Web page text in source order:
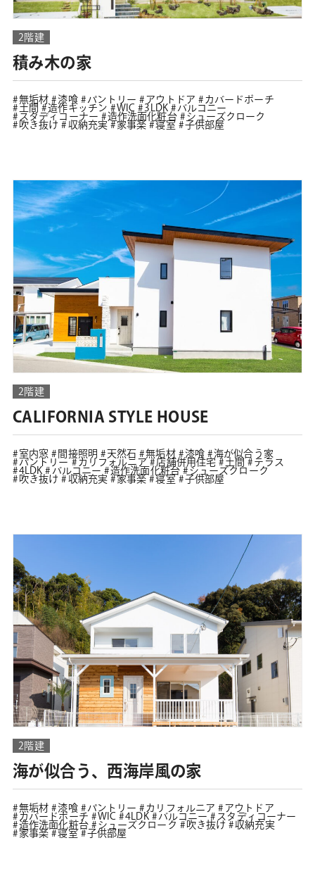
2階建
積み木の家
無垢材 漆喰 パントリー アウトドア
カバードポーチ
土間
造作キッチン WIC 3LDK
バルコニー
スタディコーナー
造作洗面化粧台
シューズクローク
吹き抜け
収納充実 家事楽 寝室 子供部屋
2階建
CALIFORNIA STYLE HOUSE
室内窓 間接照明 天然石 無垢材 漆喰
海が似合う家
パントリー
カリフォルニア 店舗併用住宅 土間
テラス
4LDK
バルコニー 造作洗面化粧台
シューズクローク
吹き抜け
収納充実 家事楽 寝室 子供部屋
2階建
海が似合う、西海岸風の家
無垢材 漆喰 パントリー カリフォルニア
アウトドア
カバードポーチ
WIC 4LDK バルコニー
スタディコーナー
造作洗面化粧台
シューズクローク 吹き抜け
収納充実
家事楽
寝室 子供部屋